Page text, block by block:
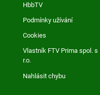
HbbTV
Podmínky užívání
Cookies
Vlastník FTV Prima spol. s
r.o.
Nahlásit chybu